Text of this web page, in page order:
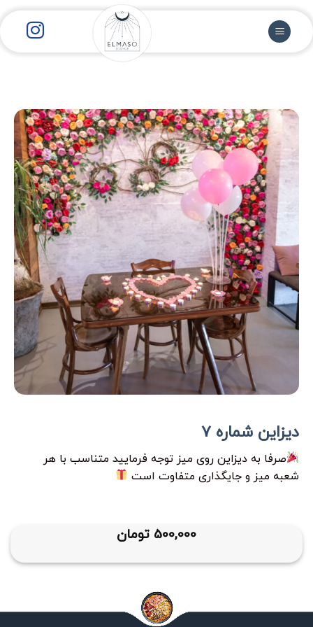
محتوا
دیزاین شماره 7
صرفا به دیزاین روی میز توجه فرمایید متناسب با هر
شعبه میز و جایگذاری متفاوت است
500,000 تومان